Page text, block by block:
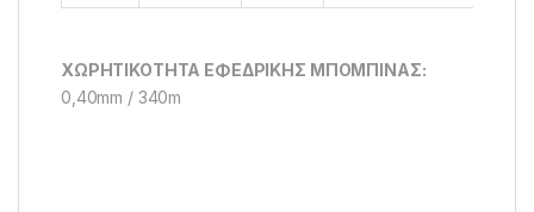
ΧΩΡΗΤΙΚΟΤΗΤΑ ΕΦΕΔΡΙΚΗΣ ΜΠΟΜΠΙΝΑΣ:
0,40mm / 340m